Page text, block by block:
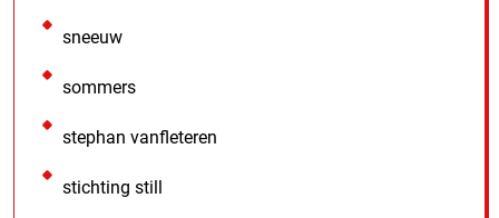
sneeuw
sommers
stephan vanfleteren
stichting still